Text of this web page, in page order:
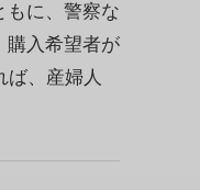
に、警察な
購入希望者が
ば、産婦人